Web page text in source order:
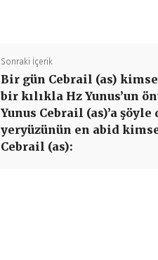
Sonraki İçerik
Bir gün Cebrail (as)
bir kılıkla Hz Yunus’un
Yunus Cebrail (as)’a şöyle
yeryüzünün en abid
Cebrail (as):